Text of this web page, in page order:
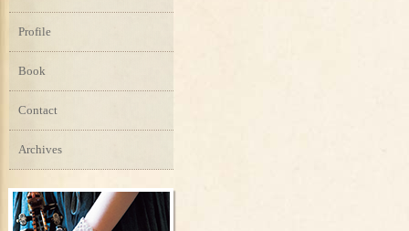
Profile
Book
Contact
Archives